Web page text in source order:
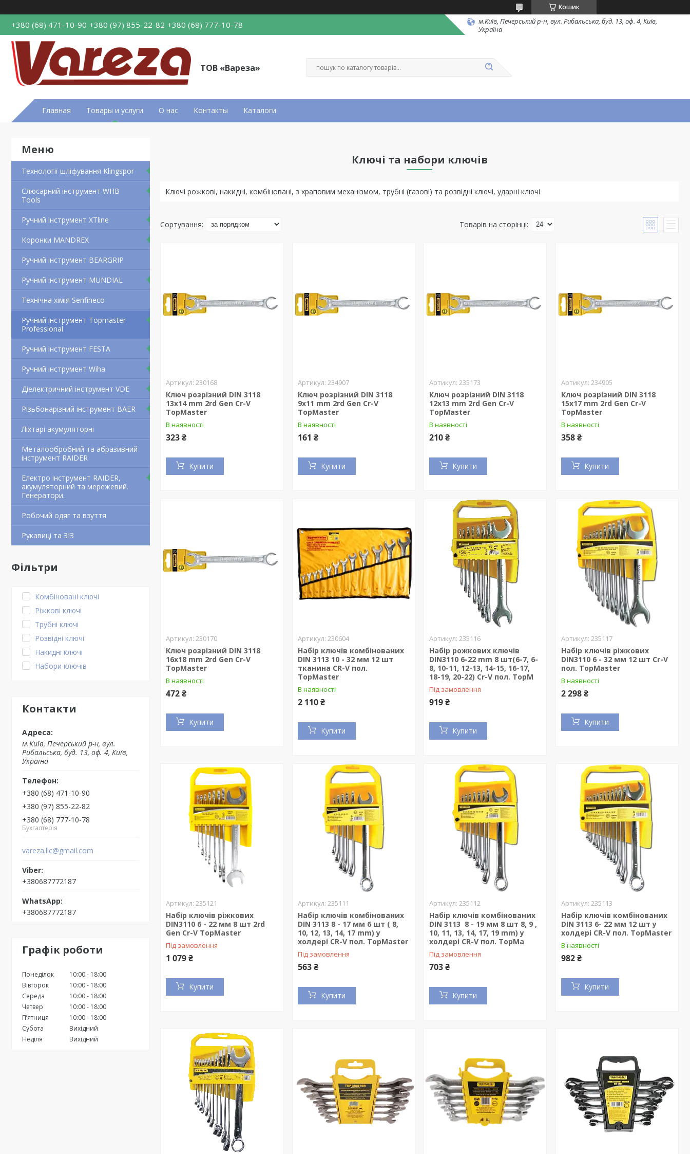
Кошик
+380 (68) 471-10-90 +380 (97) 855-22-82 +380 (68) 777-10-78
м.Київ, Печерський р-н, вул. Рибальська, буд. 13, оф. 4, Київ,
Україна
ТОВ «Вареза»
Главная Товары и услуги О нас Контакты Каталоги
Технології шліфування Klingspor
Слюсарний інструмент WHB
Tools
Ручний інструмент XTline
Коронки MANDREX
Ручний інструмент BEARGRIP
Ручний інструмент MUNDIAL
Технічна хімія Senfineco
Ручний інструмент Topmaster
Professional
Ручний інструмент FESTA
Ручний інструмент Wiha
Діелектричний інструмент VDE
Різьбонарізний інструмент BAER
Ліхтарі акумуляторні
Металообробний та абразивний
інструмент RAIDER
Електро інструмент RAIDER,
акумуляторний та мережевий.
Генератори.
Робочий одяг та взуття
Рукавиці та ЗІЗ
Фільтри
Комбіновані ключі
Ріжкові ключі
Трубні ключі
Розвідні ключі
Накидні ключі
Набори ключів
Контакти
м.Київ, Печерський р-н, вул.
Рибальська, буд. 13, оф. 4, Київ,
Україна
+380 (68) 471-10-90
+380 (97) 855-22-82
+380 (68) 777-10-78
Бухгалтерія
vareza.llc@gmail.com
+380687772187
+380687772187
Графік роботи
Понеділок 10:00
18:00
Вівторок
10:00
18:00
Середа
10:00
18:00
Четвер
10:00
18:00
Пʼятниця
10:00
18:00
Субота
Вихідний
Неділя
Вихідний
Ключі та набори ключів
Ключі рожкові, накидні, комбіновані, з храповим механізмом, трубні (газові) та розвідні ключі, ударні ключі
230168
Ключ розрізний DIN 3118
13x14 mm 2rd Gen Cr-V
TopMaster
В наявності
323 ₴
Купити
234907
Ключ розрізний DIN 3118
9x11 mm 2rd Gen Cr-V
TopMaster
В наявності
161 ₴
Купити
235173
Ключ розрізний DIN 3118
12x13 mm 2rd Gen Cr-V
TopMaster
В наявності
210 ₴
Купити
234905
Ключ розрізний DIN 3118
15x17 mm 2rd Gen Cr-V
TopMaster
В наявності
358 ₴
Купити
230170
Ключ розрізний DIN 3118
16x18 mm 2rd Gen Cr-V
TopMaster
В наявності
472 ₴
Купити
230604
Набір ключів комбінованих
DIN 3113 10 - 32 мм 12 шт
тканина CR-V пол.
TopMaster
В наявності
2 110 ₴
Купити
235116
Набір рожкових ключів
DIN3110 6-22 mm 8 шт(6-7, 6-
8, 10-11, 12-13, 14-15, 16-17,
18-19, 20-22) Cr-V пол. TopM
Під замовлення
919 ₴
Купити
235117
Набір ключів ріжкових
DIN3110 6 - 32 мм 12 шт Cr-V
пол. TopMaster
В наявності
2 298 ₴
Купити
235121
Набір ключів ріжкових
DIN3110 6 - 22 мм 8 шт 2rd
Gen Cr-V TopMaster
Під замовлення
1 079 ₴
Купити
235111
Набір ключів комбінованих
DIN 3113 8 - 17 мм 6 шт ( 8,
10, 12, 13, 14, 17 mm) у
холдері CR-V пол. TopMaster
Під замовлення
563 ₴
Купити
235112
Набір ключів комбінованих
DIN 3113 8 - 19 мм 8 шт 8, 9 ,
10, 11, 13, 14, 17, 19 mm) у
холдері CR-V пол. TopMa
Під замовлення
703 ₴
Купити
235113
Набір ключів комбінованих
DIN 3113 6- 22 мм 12 шт у
холдері CR-V пол. TopMaster
В наявності
982 ₴
Купити